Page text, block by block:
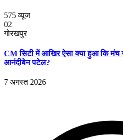
575व्यूज
02
गोरखपुर
CM सिटी में आखिर ऐसा क्या हुआ कि मंच
आनंदीबेन पटेल?
7 अगस्त 2026